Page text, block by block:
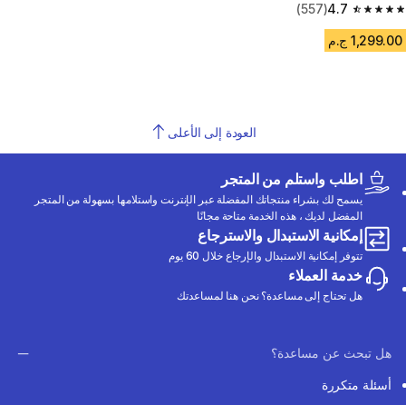
4.7
4.7 out of 5 stars from 557 reviews
(557)
1,299.00 ج.م
العودة إلى الأعلى
اطلب واستلم من المتجر
يسمح لك بشراء منتجاتك المفضلة عبر الإنترنت واستلامها بسهولة من المتجر
المفضل لديك ، هذه الخدمة متاحة مجانًا
إمكانية الاستبدال والاسترجاع
تتوفر إمكانية الاستبدال والإرجاع خلال 60 يوم
خدمة العملاء
هل تحتاج إلى مساعدة؟ نحن هنا لمساعدتك
هل تبحث عن مساعدة؟
أسئلة متكررة